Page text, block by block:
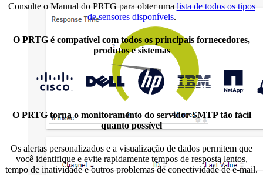
Consulte o Manual do PRTG para obter uma lista de todos os tipos
de sensores disponíveis.
O PRTG é compatível com todos os principais fornecedores,
produtos e sistemas
O PRTG torna o monitoramento do servidor SMTP tão fácil
quanto possível
Os alertas personalizados e a visualização de dados permitem que
você identifique e evite rapidamente tempos de resposta lentos,
tempo de inatividade e outros problemas de conectividade de e-mail.